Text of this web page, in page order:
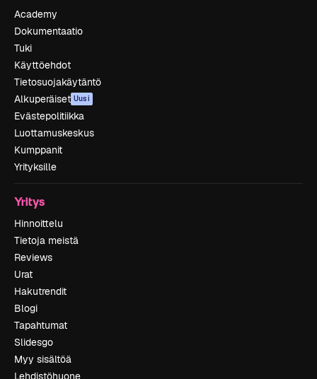
Academy
Dokumentaatio
Tuki
Käyttöehdot
Tietosuojakäytäntö
Alkuperäiset Uusi
Evästepolitiikka
Luottamuskeskus
Kumppanit
Yrityksille
Yritys
Hinnoittelu
Tietoja meistä
Reviews
Urat
Hakutrendit
Blogi
Tapahtumat
Slidesgo
Myy sisältöä
Lehdistöhuone